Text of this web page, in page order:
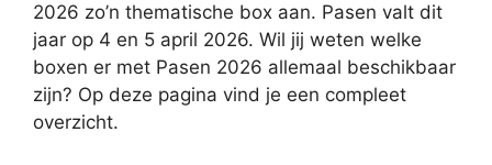
2026 zo’n thematische box aan. Pasen valt dit
jaar op 4 en 5 april 2026. Wil jij weten welke
boxen er met Pasen 2026 allemaal beschikbaar
zijn? Op deze pagina vind je een compleet
overzicht.